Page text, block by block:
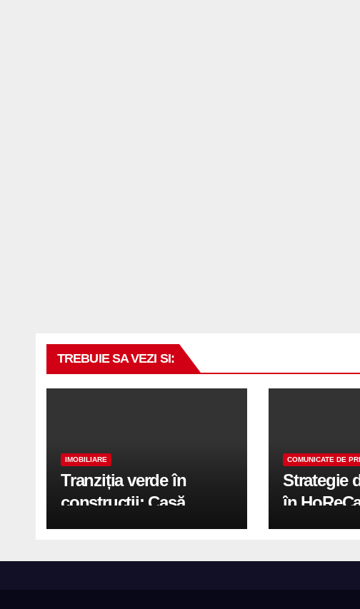
TREBUIE SA VEZI SI:
IMOBILIARE
Tranziția verde în
construcții: Casă
modernă cu structură
COMUNICATE DE
Strategie
în